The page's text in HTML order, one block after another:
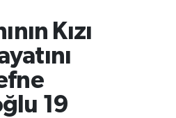
Kızı
19
ve Fikstür